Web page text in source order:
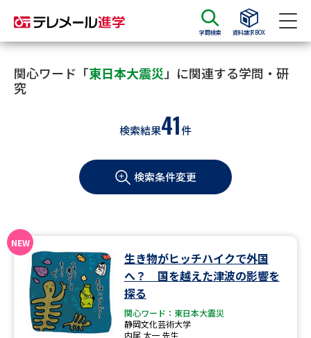
学問検索 資料請求BOX
資料請求 資料検索
大学・短大の資料種類から請求
学部・学科パンフ
総合型選抜・学校推薦型選抜 募
大学入学共通テスト利用選抜の
過去問題集
大学・短大以外の資料から請求
専門学校の資料請求 大学院の資料請求
関心ワード「東日本大震災 」に関連する学問・研
究
検索結果41件
検索条件変更
生き物がヒッチハイクで外国
へ？ 国を越えた津波の影響を
探る
関心ワード：東日本大震災
静岡文化芸術大学
内尾 太一 先生